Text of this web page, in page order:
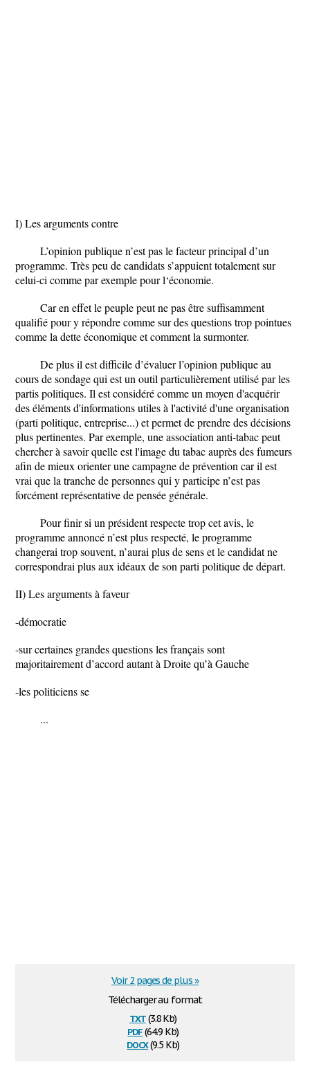
I) Les arguments contre
L’opinion publique n’est pas le facteur principal d’un
programme. Très peu de candidats s’appuient totalement sur
celui-ci comme par exemple pour l‘économie.
Car en effet le peuple peut ne pas être suffisamment
qualifié pour y répondre comme sur des questions trop pointues
comme la dette économique et comment la surmonter.
De plus il est difficile d’évaluer l’opinion publique au
cours de sondage qui est un outil particulièrement utilisé par les
partis politiques. Il est considéré comme un moyen d'acquérir
des éléments d'informations utiles à l'activité d'une organisation
(parti politique, entreprise...) et permet de prendre des décisions
plus pertinentes. Par exemple, une association anti-tabac peut
chercher à savoir quelle est l'image du tabac auprès des fumeurs
afin de mieux orienter une campagne de prévention car il est
vrai que la tranche de personnes qui y participe n’est pas
forcément représentative de pensée générale.
Pour finir si un président respecte trop cet avis, le
programme annoncé n’est plus respecté, le programme
changerai trop souvent, n’aurai plus de sens et le candidat ne
correspondrai plus aux idéaux de son parti politique de départ.
II) Les arguments à faveur
-démocratie
-sur certaines grandes questions les français sont
majoritairement d’accord autant à Droite qu’à Gauche
-les politiciens se
...
Télécharger au format
txt(3.8 Kb)
pdf(64.9 Kb)
docx(9.5 Kb)
Voir 2 pages de plus »